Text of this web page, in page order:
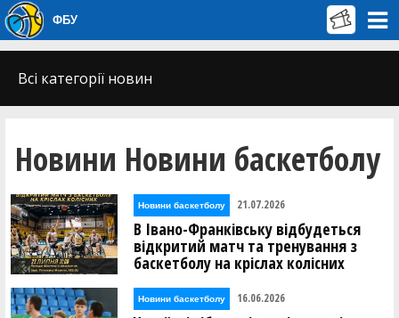
ФБУ
Всі категорії новин
Новини Новини баскетболу
Новини баскетболу 21.07.2026
В Івано-Франківську відбудеться
відкритий матч та тренування з
баскетболу на кріслах колісних
Новини баскетболу 16.06.2026